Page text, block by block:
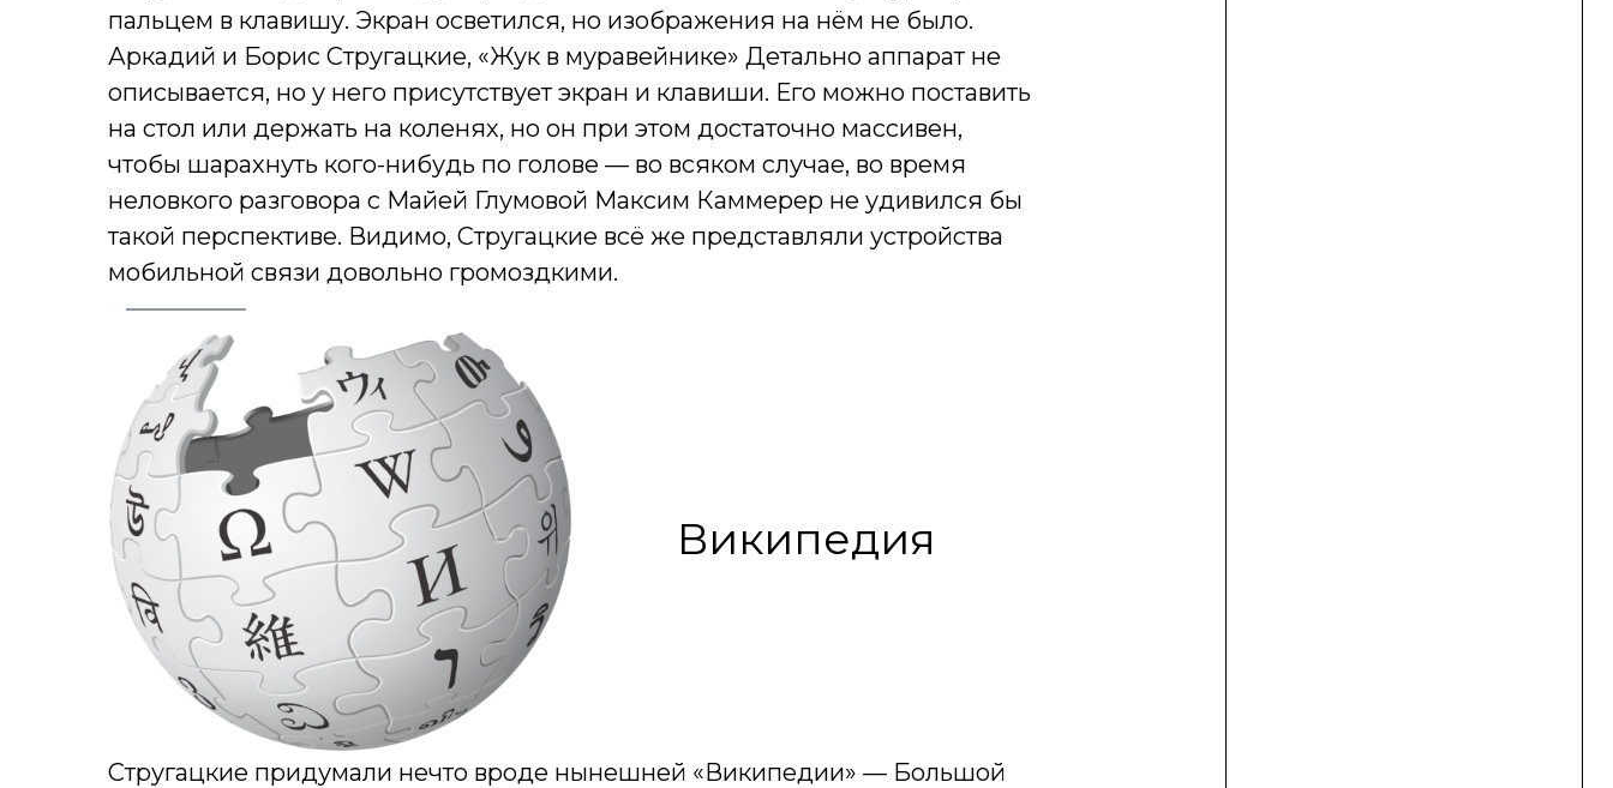
пальцем в клавишу. Экран осветился, но изображения на нём не было.
Аркадий и Борис Стругацкие, «Жук в муравейнике» Детально аппарат не
описывается, но у него присутствует экран и клавиши. Его можно поставить
на стол или держать на коленях, но он при этом достаточно массивен,
чтобы шарахнуть кого-нибудь по голове — во всяком случае, во время
неловкого разговора с Майей Глумовой Максим Каммерер не удивился бы
такой перспективе. Видимо, Стругацкие всё же представляли устройства
мобильной связи довольно громоздкими.
Википедия
Стругацкие придумали нечто вроде нынешней «Википедии» — Большой